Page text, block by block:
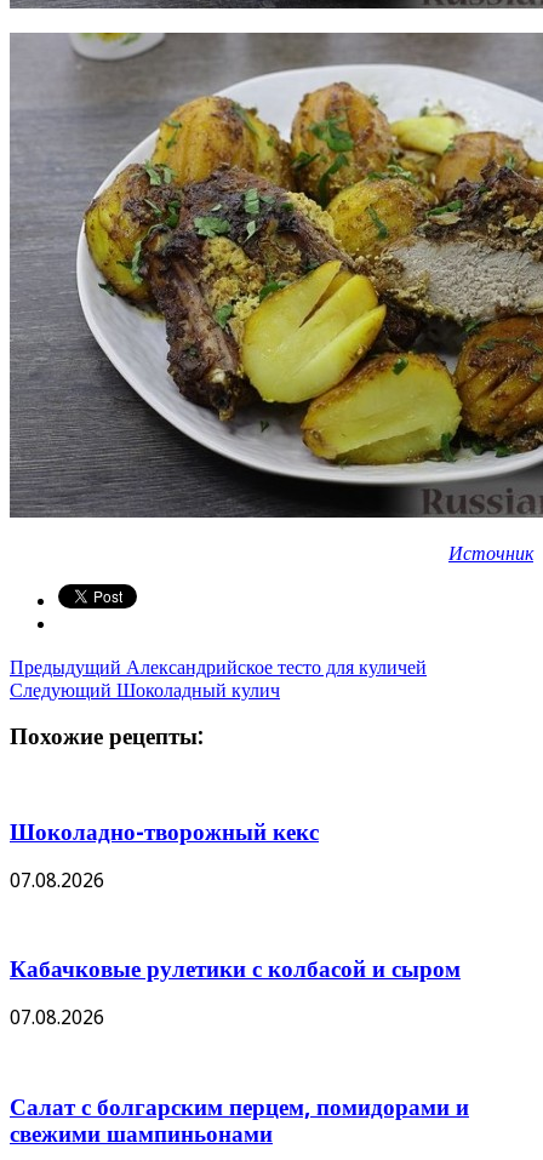
Источник
Предыдущий Александрийское тесто для куличей
Следующий Шоколадный кулич
Похожие рецепты:
Шоколадно-творожный кекс
07.08.2026
Кабачковые рулетики с колбасой и сыром
07.08.2026
Салат с болгарским перцем, помидорами и
свежими шампиньонами